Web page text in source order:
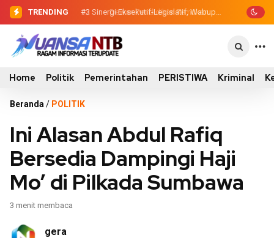
TRENDING #2 Dewan Pendidikan Temukan
Kondisi 305 Siswa SDN Kanar Belajar di
#3 Sinergi Eksekutif-Legislatif, Wabup
Ansori Serahkan Tujuh Kontainer
Home Politik Pemerintahan PERISTIWA Kriminal
Beranda / POLITIK
Ini Alasan Abdul Rafiq
Bersedia Dampingi Haji
Mo’ di Pilkada Sumbawa
3 menit membaca
gera